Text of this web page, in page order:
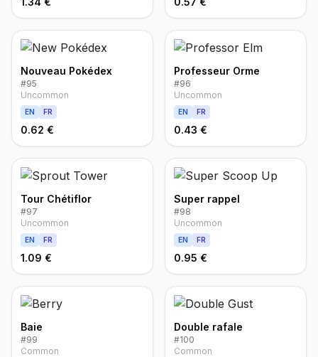
Nouveau Pokédex
#95
Uncommon
EN FR
0.62 €
Professeur Orme
#96
Uncommon
EN FR
0.43 €
Tour Chétiflor
#97
Uncommon
EN FR
1.09 €
Super rappel
#98
Uncommon
EN FR
0.95 €
Baie
#99
Common
Double rafale
#100
Common